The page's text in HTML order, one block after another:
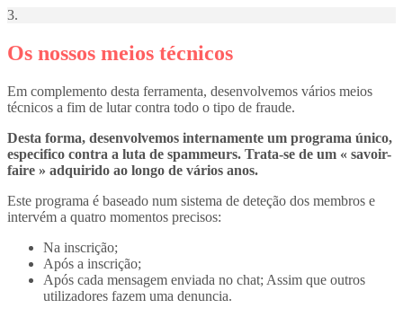
3.
Os nossos meios técnicos
Em complemento desta ferramenta, desenvolvemos vários meios
técnicos a fim de lutar contra todo o tipo de fraude.
Desta forma, desenvolvemos internamente um programa único,
especifico contra a luta de spammeurs. Trata-se de um « savoir-
faire » adquirido ao longo de vários anos.
Este programa é baseado num sistema de deteção dos membros e
intervém a quatro momentos precisos:
Na inscrição;
Após a inscrição;
Após cada mensagem enviada no chat; Assim que outros
utilizadores fazem uma denuncia.